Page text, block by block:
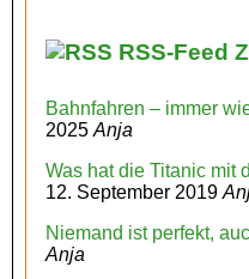
RSS-Feed
Bahnfahren – immer
2025 Anja
Was hat die Titanic mit
12. September 2019
Niemand ist perfekt,
Anja